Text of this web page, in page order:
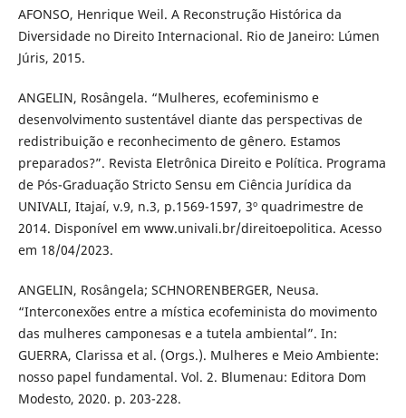
AFONSO, Henrique Weil. A Reconstrução Histórica da
Diversidade no Direito Internacional. Rio de Janeiro: Lúmen
Júris, 2015.
ANGELIN, Rosângela. “Mulheres, ecofeminismo e
desenvolvimento sustentável diante das perspectivas de
redistribuição e reconhecimento de gênero. Estamos
preparados?”. Revista Eletrônica Direito e Política. Programa
de Pós-Graduação Stricto Sensu em Ciência Jurídica da
UNIVALI, Itajaí, v.9, n.3, p.1569-1597, 3º quadrimestre de
2014. Disponível em www.univali.br/direitoepolitica. Acesso
em 18/04/2023.
ANGELIN, Rosângela; SCHNORENBERGER, Neusa.
“Interconexões entre a mística ecofeminista do movimento
das mulheres camponesas e a tutela ambiental”. In:
GUERRA, Clarissa et al. (Orgs.). Mulheres e Meio Ambiente:
nosso papel fundamental. Vol. 2. Blumenau: Editora Dom
Modesto, 2020. p. 203-228.